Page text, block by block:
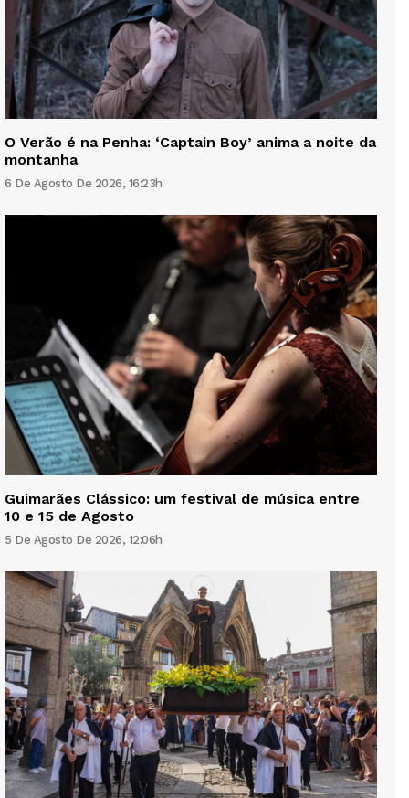
O Verão é na Penha: ‘Captain Boy’ anima a noite da
montanha
6 De Agosto De 2026, 16:23h
Guimarães Clássico: um festival de música entre
10 e 15 de Agosto
5 De Agosto De 2026, 12:06h